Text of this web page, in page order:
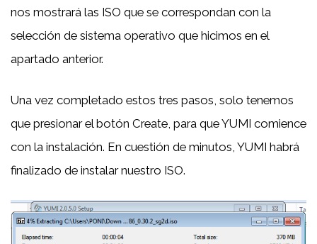
nos mostrará las ISO que se correspondan con la
selección de sistema operativo que hicimos en el
apartado anterior.
Una vez completado estos tres pasos, solo tenemos
que presionar el botón Create, para que YUMI comience
con la instalación. En cuestión de minutos, YUMI habrá
finalizado de instalar nuestro ISO.